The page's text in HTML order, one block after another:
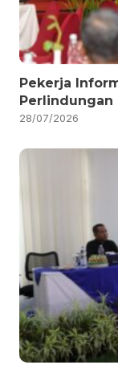
Pekerja
Perlindungan
28/07/2026